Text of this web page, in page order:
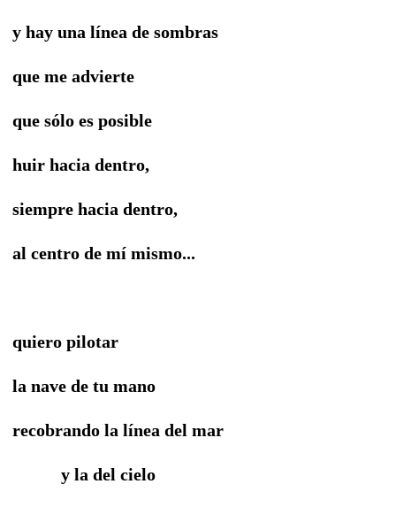
y hay una línea de sombras
que me advierte
que sólo es posible
huir hacia dentro,
siempre hacia dentro,
al centro de mí mismo...
quiero pilotar
la nave de tu mano
recobrando la línea del mar
y la del cielo